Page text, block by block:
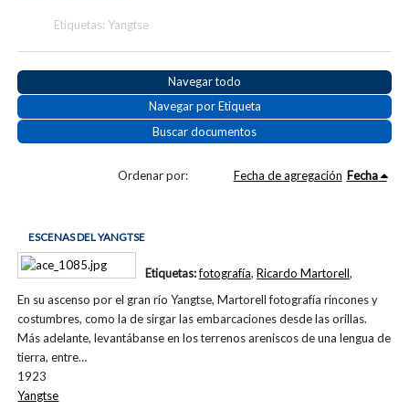
Etiquetas: Yangtse
Navegar todo
Navegar por Etiqueta
Buscar documentos
Ordenar por: Fecha de agregación Fecha
ESCENAS DEL YANGTSE
En su ascenso por el gran río Yangtse, Martorell fotografía rincones y
costumbres, como la de sirgar las embarcaciones desde las orillas.
Más adelante, levantábanse en los terrenos areniscos de una lengua de
tierra, entre…
1923
Etiquetas:fotografía, Ricardo Martorell,
Yangtse